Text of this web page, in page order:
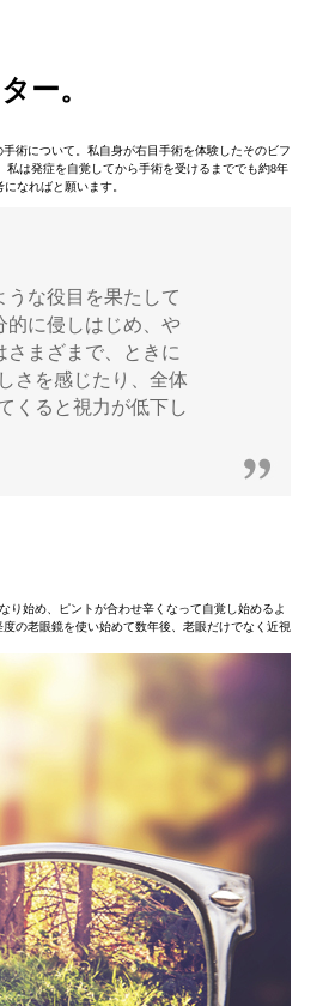
ー。
術について。私自身が右目手術を体験したそのビフ
は発症を自覚してから手術を受けるまででも約8年
なればと願います。
な役目を果たして
的に侵しはじめ、や
まざまで、ときに
さを感じたり、全体
くると視力が低下し
り始め、ピントが合わせ辛くなって自覚し始めるよ
の老眼鏡を使い始めて数年後、老眼だけでなく近視